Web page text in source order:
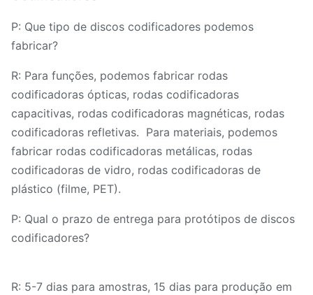
P: Que tipo de discos codificadores podemos
fabricar?
R: Para funções, podemos fabricar rodas
codificadoras ópticas, rodas codificadoras
capacitivas, rodas codificadoras magnéticas, rodas
codificadoras refletivas. Para materiais, podemos
fabricar rodas codificadoras metálicas, rodas
codificadoras de vidro, rodas codificadoras de
plástico (filme, PET).
P: Qual o prazo de entrega para protótipos de discos
codificadores?
R: 5-7 dias para amostras, 15 dias para produção em